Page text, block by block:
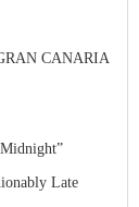
CANARIA
Late